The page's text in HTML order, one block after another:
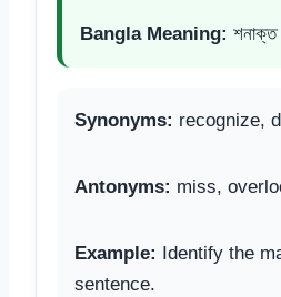
Bangla Meaning: শনাক্ত
Synonyms: recognize,
Antonyms: miss,
Example:
Identify the
sentence.